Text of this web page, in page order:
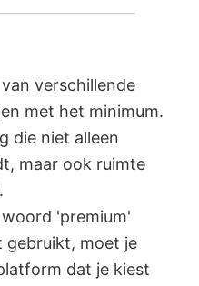
verschillende
met het minimum.
die niet alleen
maar ook ruimte
'premium'
gebruikt, moet je
dat je kiest